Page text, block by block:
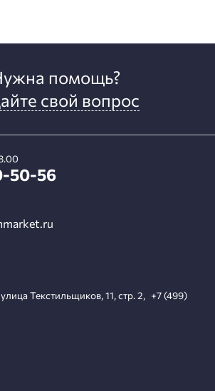
помощь?
свой вопрос
50-56
Текстильщиков, 11, стр. 2, +7 (499)